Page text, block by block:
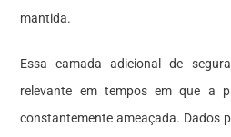
mantida.
Essa camada adicional de
relevante em tempos em que a
constantemente ameaçada. Dados